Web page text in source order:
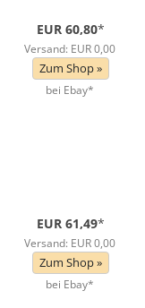
EUR 60,80*
Versand: EUR 0,00
Zum Shop »
bei Ebay*
EUR 61,49*
Versand: EUR 0,00
Zum Shop »
bei Ebay*